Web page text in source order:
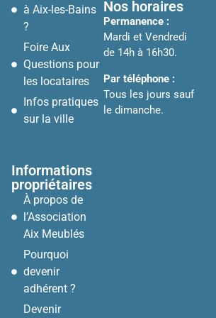
à Aix-les-Bains
?
Foire Aux
Questions pour
les locataires
Infos pratiques
sur la ville
Informations
propriétaires
À propos de
l’Association
Aix Meublés
Pourquoi
devenir
adhérent ?
Devenir
Nos horaires
Permanence :
Mardi et Vendredi
de 14h à 16h30.
Par téléphone :
Tous les jours sauf
le dimanche.